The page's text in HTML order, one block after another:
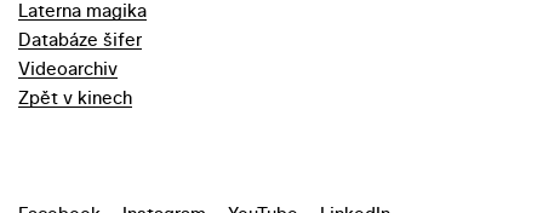
Laterna magika
Databáze šifer
Videoarchiv
Zpět v kinech